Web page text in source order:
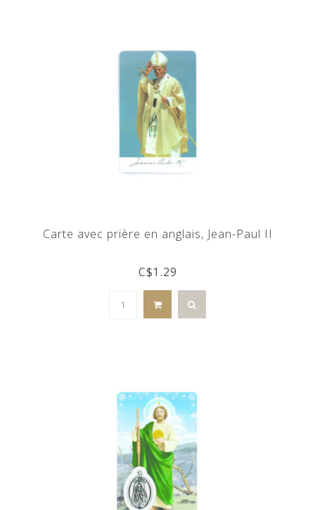
Carte avec prière en anglais, Jean-Paul II
C$1.29